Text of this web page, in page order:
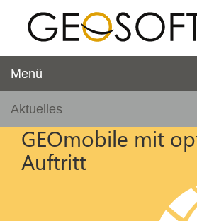
Menü
Aktuelles
GEOmobile mit
Auftritt